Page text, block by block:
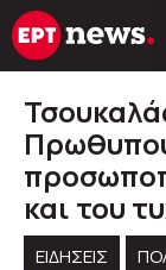
Μετάβαση
σε
και του
ΕΙΔΗΣΕΙΣ